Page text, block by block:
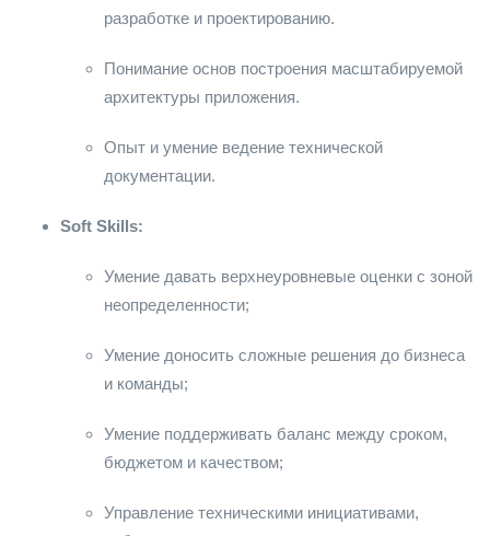
разработке и проектированию.
Понимание основ построения масштабируемой
архитектуры приложения.
Опыт и умение ведение технической
документации.
Soft Skills:
Умение давать верхнеуровневые оценки с зоной
неопределенности;
Умение доносить сложные решения до бизнеса
и команды;
Умение поддерживать баланс между сроком,
бюджетом и качеством;
Управление техническими инициативами,